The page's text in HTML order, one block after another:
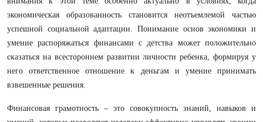
экономическая образованность становится неотъемлемой частью
успешной социальной адаптации. Понимание основ экономики и
умение распоряжаться финансами с детства может положительно
сказаться на всестороннем развитии личности ребенка, формируя у
него ответственное отношение к деньгам и умение принимать
взвешенные решения.
Финансовая грамотность – это совокупность знаний, навыков и